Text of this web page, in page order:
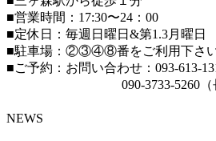
■営業時間：17:30〜24：00
■定休日：毎週日曜日&第1.3月曜日
■駐車場：②③④⑧番をご利用下さ
■ご予約：お問い合わせ：093-613-
090-3733-5260（長
NEWS